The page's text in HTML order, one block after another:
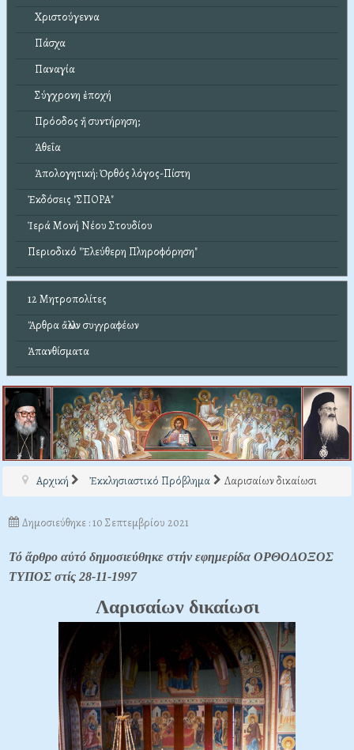
Χριστούγεννα
Πάσχα
Παναγία
Σύγχρονη ἐποχή
Πρόοδος ἤ συντήρηση;
Ἀθεΐα
Ἀπολογητική: Ὀρθός λόγος-Πίστη
Ἐκδόσεις "ΣΠΟΡΑ"
Ἱερά Μονή Νέου Στουδίου
Περιοδικό "Ἐλεύθερη Πληροφόρηση"
12 Μητροπολίτες
Ἄρθρα ἄλλων συγγραφέων
Ἀπανθίσματα
Αρχική Ἐκκλησιαστικό Πρόβλημα Λαρισαίων δικαίωσι
Δημοσιεύθηκε : 10 Σεπτεμβρίου 2021
Τό ἄρθρο αὐτό δημοσιεύθηκε στήν εφημερίδα ΟΡΘΟΔΟΞΟΣ
ΤΥΠΟΣ στίς 28-11-1997
Λαρισαίων δικαίωσι